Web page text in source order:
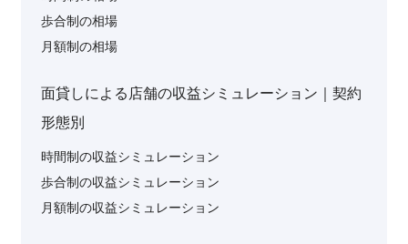
歩合制の相場
月額制の相場
面貸しによる店舗の収益シミュレーション｜契約
形態別
時間制の収益シミュレーション
歩合制の収益シミュレーション
月額制の収益シミュレーション